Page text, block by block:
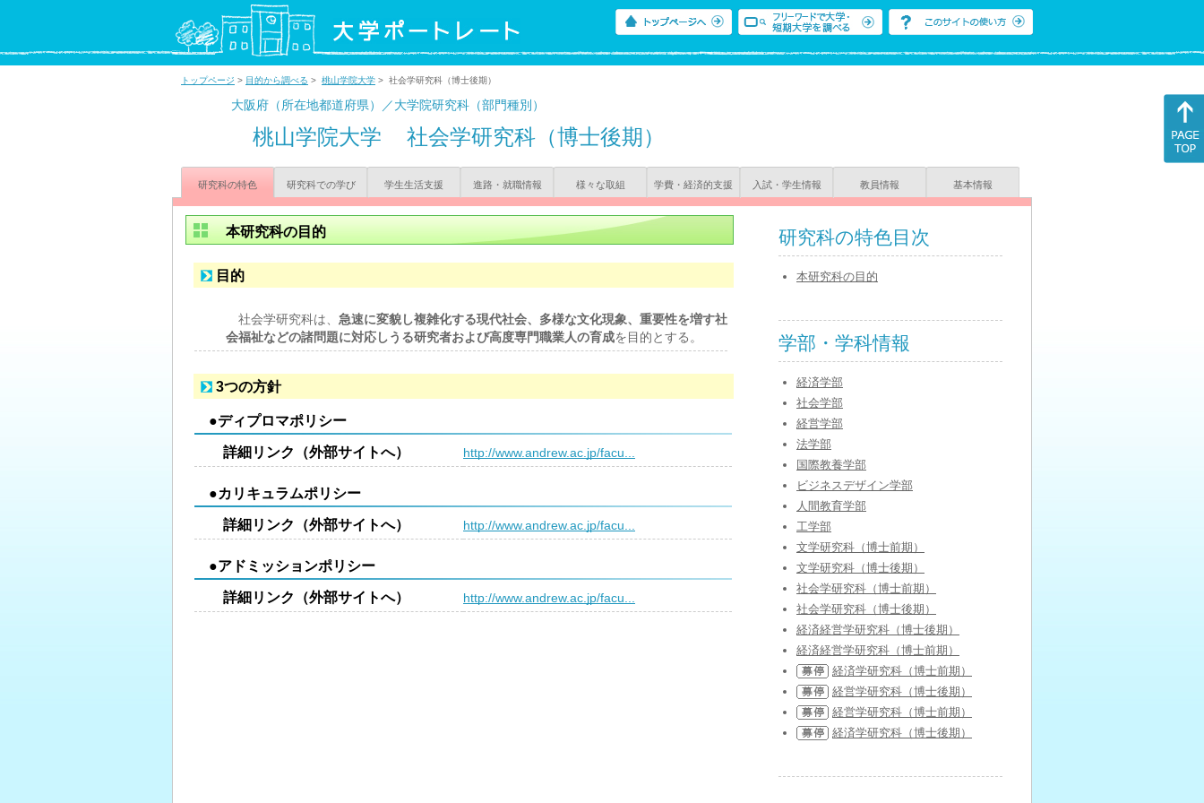
トップページ > 目的から調べる > 桃山学院大学 > 社会学研究科（博士後期）
大阪府（所在地都道府県）／大学院研究科（部門種別）
桃山学院大学 社会学研究科（博士後期）
研究科の特色 研究科での学び 学生生活支援 進路・就職情報 様々な取組 学費・経済的支援 入試・学生情報 教員情報 基本情報
本研究科の目的
目的
社会学研究科は、 急速に変貌し複雑化する現代社会、多様な文化現象、重要性を増す社
会福祉などの諸問題に対応しうる研究者および高度専門職業人の育成を目的とする。
3つの方針
●ディプロマポリシー
詳細リンク（外部サイトへ） http://www.andrew.ac.jp/facu...
●カリキュラムポリシー
詳細リンク（外部サイトへ） http://www.andrew.ac.jp/facu...
●アドミッションポリシー
詳細リンク（外部サイトへ） http://www.andrew.ac.jp/facu...
研究科の特色目次
本研究科の目的
学部・学科情報
経済学部
社会学部
経営学部
法学部
国際教養学部
ビジネスデザイン学部
人間教育学部
工学部
文学研究科（博士前期）
文学研究科（博士後期）
社会学研究科（博士前期）
社会学研究科（博士後期）
経済経営学研究科（博士後期）
経済経営学研究科（博士前期）
経済学研究科（博士前期）
経営学研究科（博士後期）
経営学研究科（博士前期）
経済学研究科（博士後期）